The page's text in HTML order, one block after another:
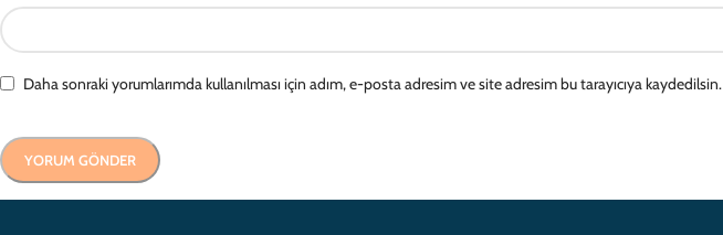
Daha sonraki yorumlarımda kullanılması için adım, e-posta adresim ve site adresim bu tarayıcıya kaydedilsin.